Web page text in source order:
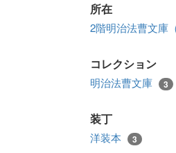
所在
2階明治法曹文庫
コレクション
明治法曹文庫 3
装丁
洋装本 3